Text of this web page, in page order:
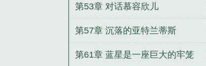
第53章 对话慕容欣儿
第57章 沉落的亚特兰蒂斯
第61章 蓝星是一座巨大的牢笼